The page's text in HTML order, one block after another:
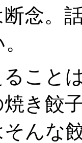
念。
こと
焼き餃
んな